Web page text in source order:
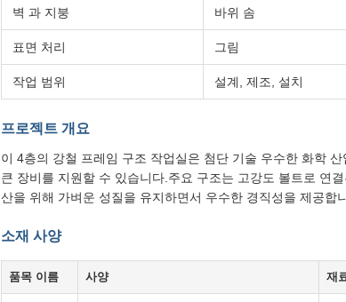
벽 과 지붕 바위 솜
표면 처리 그림
작업 범위 설계, 제조, 설치
프로젝트 개요
이 4층의 강철 프레임 구조 작업실은 첨단 기술 우수한 화학
큰 장비를 지원할 수 있습니다.주요 구조는 고강도 볼트로 연
산을 위해 가벼운 성질을 유지하면서 우수한 경직성을 제공합
소재 사양
품목 이름 사양 재